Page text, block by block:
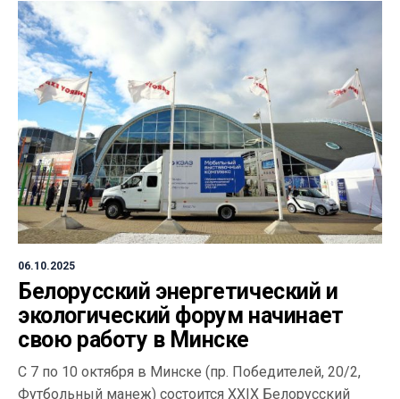
06.10.2025
Белорусский энергетический и
экологический форум начинает
свою работу в Минске
С 7 по 10 октября в Минске (пр. Победителей, 20/2,
Футбольный манеж) состоится XXIX Белорусский